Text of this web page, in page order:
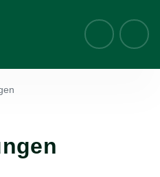
Suche